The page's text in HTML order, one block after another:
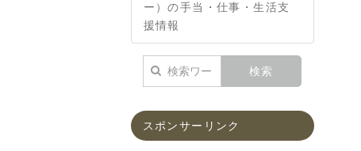
ー）の手当・仕事・生活支
援情報
スポンサーリンク